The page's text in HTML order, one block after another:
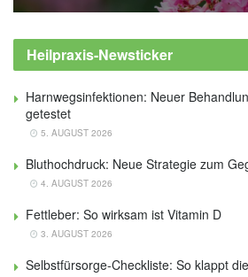
Heilpraxis-Newsticker
Harnwegsinfektionen: Neuer
getestet
5. AUGUST 2026
Bluthochdruck: Neue Strategie zum
4. AUGUST 2026
Fettleber: So wirksam ist Vitamin D
3. AUGUST 2026
Selbstfürsorge-Checkliste: So klappt